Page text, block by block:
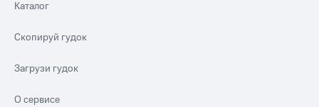
Каталог
Скопируй гудок
Загрузи гудок
О сервисе